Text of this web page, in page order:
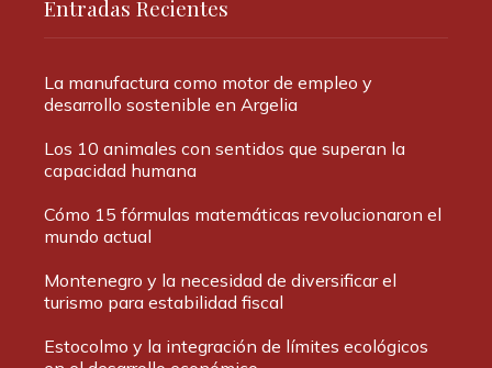
Entradas Recientes
La manufactura como motor de empleo y
desarrollo sostenible en Argelia
Los 10 animales con sentidos que superan la
capacidad humana
Cómo 15 fórmulas matemáticas revolucionaron el
mundo actual
Montenegro y la necesidad de diversificar el
turismo para estabilidad fiscal
Estocolmo y la integración de límites ecológicos